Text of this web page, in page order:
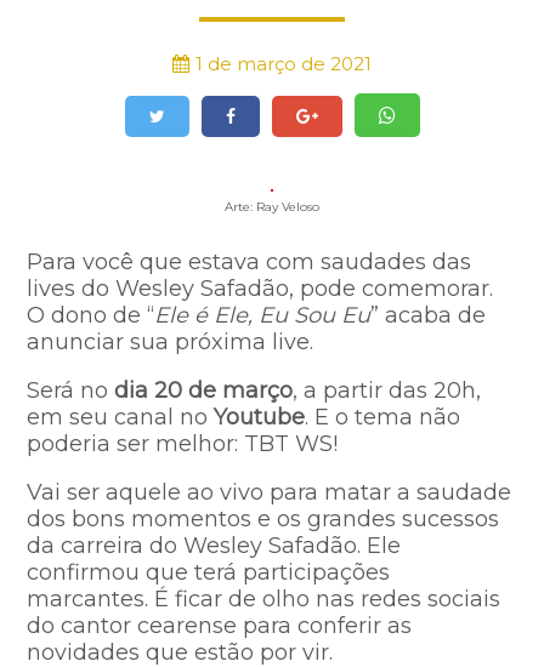
1 de março de 2021
Arte: Ray Veloso
Para você que estava com saudades das
lives do Wesley Safadão, pode comemorar.
O dono de “Ele é Ele, Eu Sou Eu” acaba de
anunciar sua próxima live.
Será nodia 20 de março, a partir das 20h,
em seu canal noYoutube. E o tema não
poderia ser melhor: TBT WS!
Vai ser aquele ao vivo para matar a saudade
dos bons momentos e os grandes sucessos
da carreira do Wesley Safadão. Ele
confirmou que terá participações
marcantes. É ficar de olho nas redes sociais
do cantor cearense para conferir as
novidades que estão por vir.